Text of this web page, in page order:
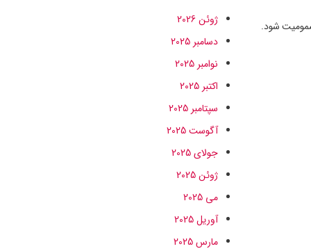
شود.
ژوئن 2026
دسامبر 2025
نوامبر 2025
اکتبر 2025
سپتامبر 2025
آگوست 2025
جولای 2025
ژوئن 2025
می 2025
آوریل 2025
مارس 2025